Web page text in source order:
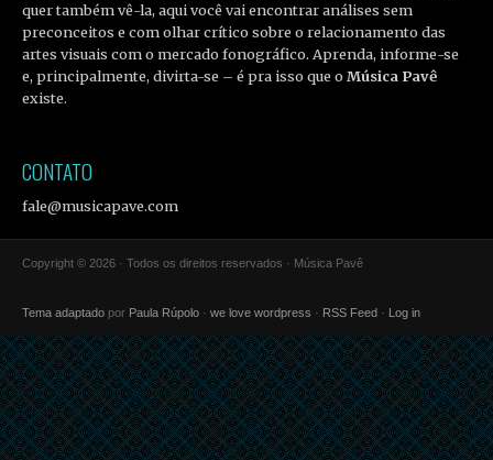
quer também vê-la, aqui você vai encontrar análises sem
preconceitos e com olhar crítico sobre o relacionamento das
artes visuais com o mercado fonográfico. Aprenda, informe-se
e, principalmente, divirta-se – é pra isso que oMúsica Pavê
existe.
CONTATO
fale@musicapave.com
Copyright © 2026 · Todos os direitos reservados · Música Pavê
Tema adaptado por Paula Rúpolo · we love wordpress · RSS Feed · Log in